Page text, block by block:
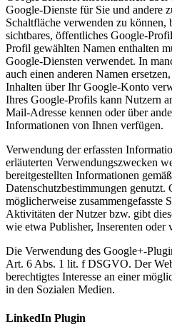
Google-Dienste für Sie und andere
Schaltfläche verwenden zu
sichtbares, öffentliches Google-
Profil gewählten Namen enthalten
Google-Diensten verwendet. In
auch einen anderen Namen
Inhalten über Ihr Google-Konto
Ihres Google-Profils kann Nutzern
Mail-Adresse kennen oder über
Informationen von Ihnen verfügen.
Verwendung der erfassten
erläuterten Verwendungszwecken
bereitgestellten Informationen
Datenschutzbestimmungen
möglicherweise zusammengefasste
Aktivitäten der Nutzer bzw. gibt
wie etwa Publisher, Inserenten oder
Die Verwendung des Google+-
Art. 6 Abs. 1 lit. f DSGVO. Der
berechtigtes Interesse an einer
in den Sozialen Medien.
LinkedIn Plugin